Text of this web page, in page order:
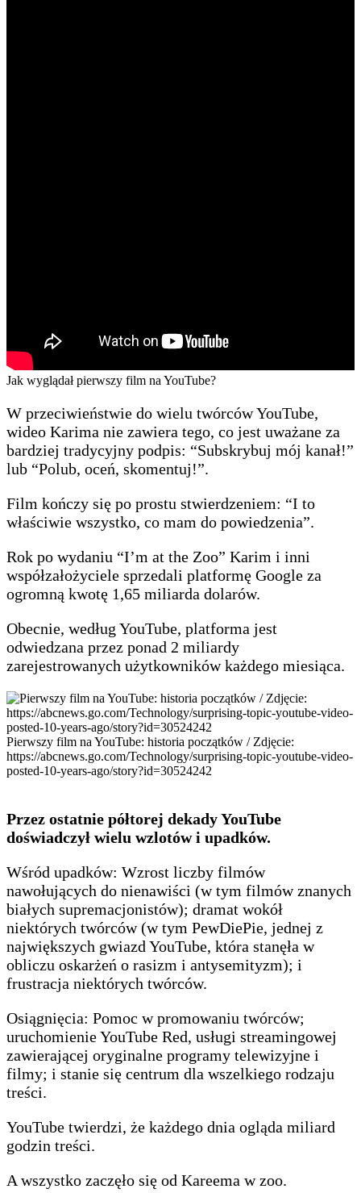
Jak wyglądał pierwszy film na YouTube?
W przeciwieństwie do wielu twórców YouTube,
wideo Karima nie zawiera tego, co jest uważane za
bardziej tradycyjny podpis: “Subskrybuj mój kanał!”
lub “Polub, oceń, skomentuj!”.
Film kończy się po prostu stwierdzeniem: “I to
właściwie wszystko, co mam do powiedzenia”.
Rok po wydaniu “I’m at the Zoo” Karim i inni
współzałożyciele sprzedali platformę Google za
ogromną kwotę 1,65 miliarda dolarów.
Obecnie, według YouTube, platforma jest
odwiedzana przez ponad 2 miliardy
zarejestrowanych użytkowników każdego miesiąca.
Pierwszy film na YouTube: historia początków / Zdjęcie:
https://abcnews.go.com/Technology/surprising-topic-youtube-video-
posted-10-years-ago/story?id=30524242
Przez ostatnie półtorej dekady YouTube
doświadczył wielu wzlotów i upadków.
Wśród upadków: Wzrost liczby filmów
nawołujących do nienawiści (w tym filmów znanych
białych supremacjonistów); dramat wokół
niektórych twórców (w tym PewDiePie, jednej z
największych gwiazd YouTube, która stanęła w
obliczu oskarżeń o rasizm i antysemityzm); i
frustracja niektórych twórców.
Osiągnięcia: Pomoc w promowaniu twórców;
uruchomienie YouTube Red, usługi streamingowej
zawierającej oryginalne programy telewizyjne i
filmy; i stanie się centrum dla wszelkiego rodzaju
treści.
YouTube twierdzi, że każdego dnia ogląda miliard
godzin treści.
A wszystko zaczęło się od Kareema w zoo.